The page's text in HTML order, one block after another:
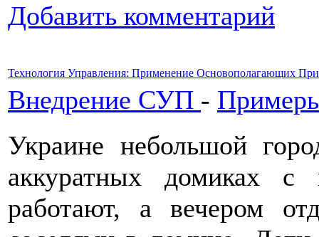
Добавить комментарий
Технология Управления: Применение Основополагающих
Внедрение СУП -
Украине небольшой
аккуратных домиках с
работают, а вечером